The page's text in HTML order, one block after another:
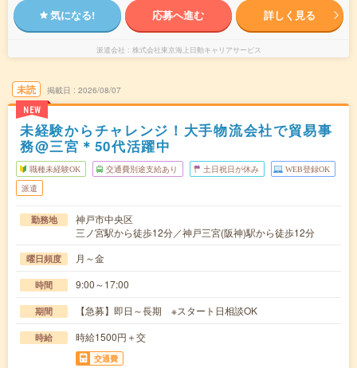
気になる! 応募へ進む 詳しく見る
派遣会社 株式会社東京海上日動キャリアサービス
未読
NEW
掲載日 2026/08/07
未経験からチャレンジ！大手物流会社で貿易事
務@三宮＊50代活躍中
職種未経験OK 交通費別途支給あり 土日祝日が休み WEB登録OK
派遣
勤務地
神戸市中央区
三ノ宮駅から徒歩12分／神戸三宮(阪神)駅から徒歩12分
曜日頻度 月～金
時間 9:00～17:00
期間 【急募】即日～長期 ※スタート日相談OK
時給 時給1500円＋交
交通費